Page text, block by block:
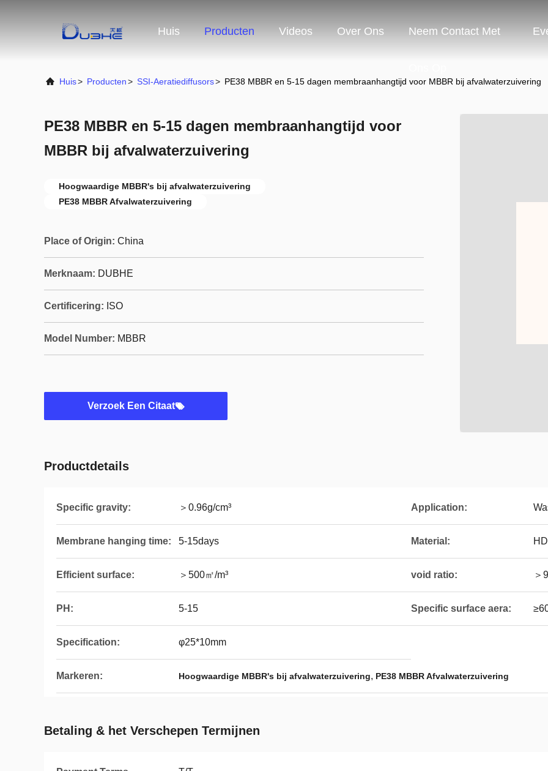
Huis Producten Videos Over Ons Neem Contact Met
Huis> Producten> SSI-Aeratiediffusors> PE38 MBBR en 5-15 dagen membraanhangtijd voor MBBR bij afvalwaterzuivering
PE38 MBBR en 5-15 dagen membraanhangtijd voor
MBBR bij afvalwaterzuivering
Hoogwaardige MBBR's bij afvalwaterzuivering
PE38 MBBR Afvalwaterzuivering
Place of Origin: China
Merknaam: DUBHE
Certificering: ISO
Model Number: MBBR
Verzoek Een Citaat
Productdetails
Specific gravity: ＞0.96g/cm³ Application:
Membrane hanging time: 5-15days Material:
Efficient surface: ＞500㎡/m³ void ratio: ＞
PH: 5-15 Specific surface aera:
Specification: φ25*10mm
Markeren: Hoogwaardige MBBR's bij afvalwaterzuivering, PE38 MBBR Afvalwaterzuivering
Betaling & het Verschepen Termijnen